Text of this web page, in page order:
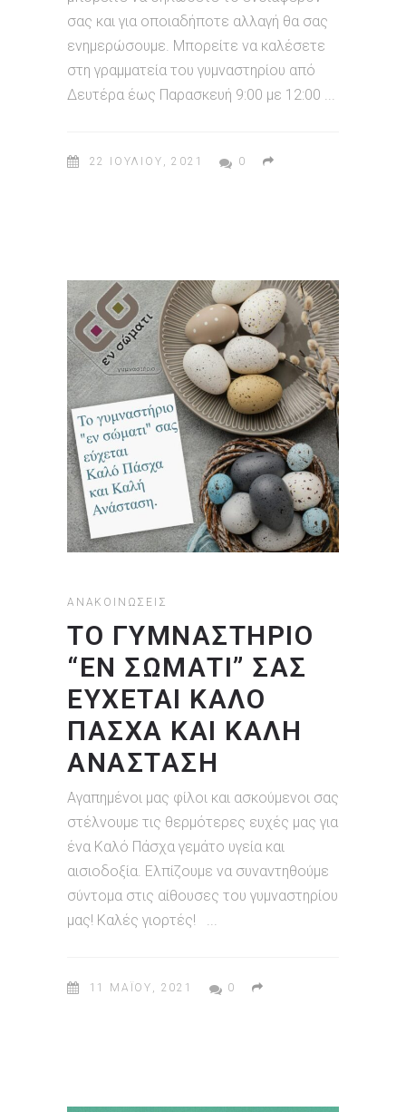
σας και για οποιαδήποτε αλλαγή θα σας
ενημερώσουμε. Μπορείτε να καλέσετε
στη γραμματεία του γυμναστηρίου από
Δευτέρα έως Παρασκευή 9:00 με 12:00
22 ΙΟΥΛΊΟΥ, 2021 0
ΑΝΑΚΟΙΝΏΣΕΙΣ
TO ΓΥΜΝΑΣΤΉΡΙΟ
“ΕΝ ΣΏΜΑΤΙ” ΣΑΣ
ΕΎΧΕΤΑΙ ΚΑΛΌ
ΠΆΣΧΑ ΚΑΙ ΚΑΛΉ
ΑΝΆΣΤΑΣΗ
Αγαπημένοι μας φίλοι και ασκούμενοι σας
στέλνουμε τις θερμότερες ευχές μας για
ένα Καλό Πάσχα γεμάτο υγεία και
αισιοδοξία. Ελπίζουμε να συναντηθούμε
σύντομα στις αίθουσες του γυμναστηρίου
μας! Καλές γιορτές!
11 ΜΑΪ́ΟΥ, 2021 0